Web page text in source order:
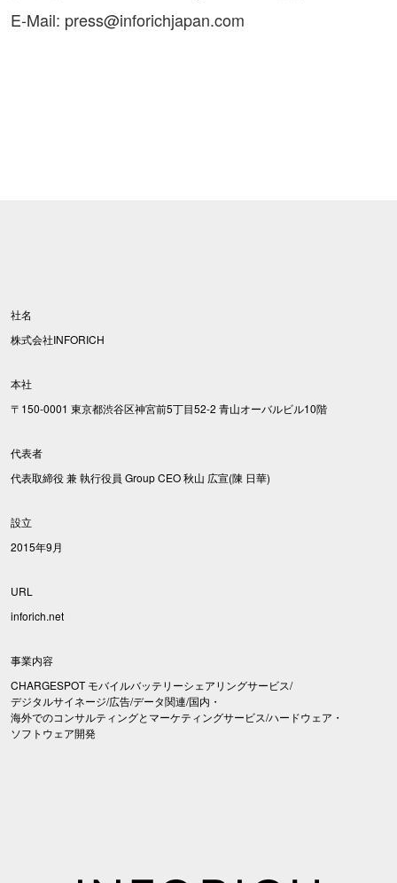
E-Mail: press@inforichjapan.com
社名
株式会社INFORICH
本社
〒150-0001 東京都渋谷区神宮前5丁目52-2 青山オーバルビル10階
代表者
代表取締役 兼 執行役員 Group CEO 秋山 広宣(陳 日華)
設立
2015年9月
URL
inforich.net
事業内容
CHARGESPOT モバイルバッテリーシェアリングサービス/
デジタルサイネージ/広告/データ関連/国内・
海外でのコンサルティングとマーケティングサービス/ハードウェア・
ソフトウェア開発